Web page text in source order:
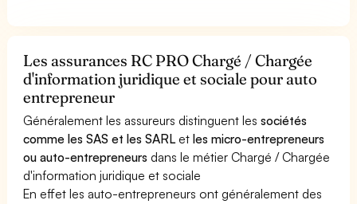
Les assurances RC PRO Chargé / Chargée
d'information juridique et sociale pour auto
entrepreneur
Généralement les assureurs distinguent lessociétés
comme les SAS et les SARL etles micro-entrepreneurs
ou auto-entrepreneurs dans le métier Chargé / Chargée
d'information juridique et sociale
En effet les auto-entrepreneurs ont généralement des